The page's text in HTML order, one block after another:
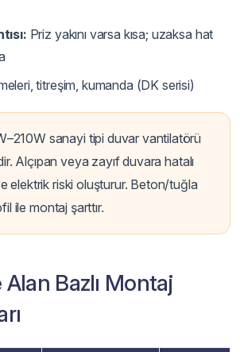
Priz yakını varsa kısa; uzaksa hat
titreşim, kumanda (DK serisi)
sanayi tipi duvar vantilatörü
Alçıpan veya zayıf duvara hatalı
elektrik riski oluşturur. Beton/tuğla
ile montaj şarttır.
Bazlı Montaj